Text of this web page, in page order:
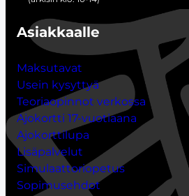
Asiakkaalle
Maksutavat
Usein kysyttyä
Teoriaopinnot verkossa
Ajokortti 17-vuotiaana
Ajokorttilupa
Lisäpalvelut
Simulaattoriopetus
Sopimusehdot